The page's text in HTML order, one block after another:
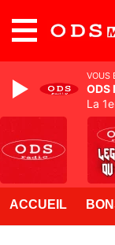
ACCUEIL
VOUS
ODS
La